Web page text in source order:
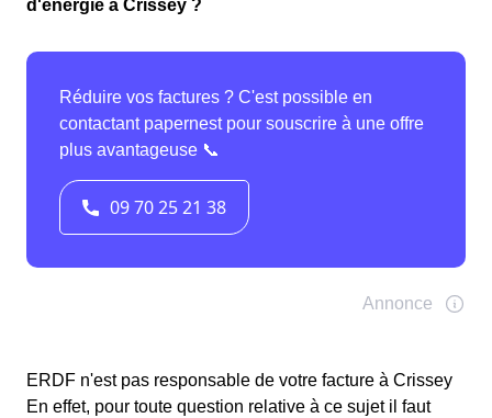
d'énergie à Crissey ?
ERDF n'est pas responsable de votre facture à Crissey
En effet, pour toute question relative à ce sujet il faut